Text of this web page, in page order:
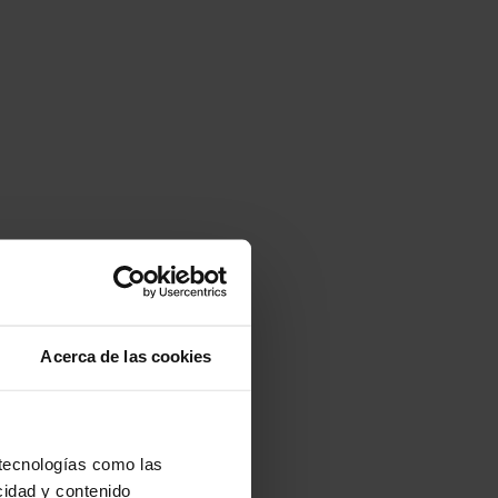
Acerca de las cookies
como las
y contenido